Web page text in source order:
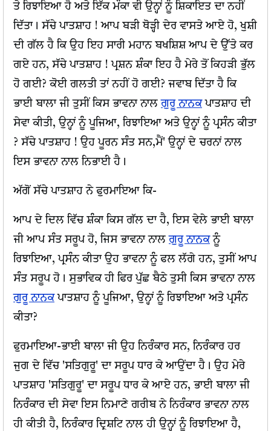
ਤੇ ਰਿਝਾਇਆ ਹੈ ਅਤੇ ਇੱਕ ਮੌਕਾ ਵੀ ਉਨ੍ਹਾਂ ਨੂੰ ਸ਼ਿਕਾਇਤ ਦਾ ਨਹੀਂ
ਦਿੱਤਾ। ਸੱਚੇ ਪਾਤਸ਼ਾਹ ! ਆਪ ਬੜੀ ਥੋੜ੍ਹੀ ਦੇਰ ਵਾਸਤੇ ਆਏ ਹੋ, ਖੁਸ਼ੀ
ਦੀ ਗੱਲ ਹੈ ਕਿ ਉਹ ਇਹ ਸਾਰੀ ਮਹਾਨ ਬਖਸ਼ਿਸ਼ ਆਪ ਦੇ ਉੱਤੇ ਕਰ
ਗਏ ਹਨ, ਸੱਚੇ ਪਾਤਸ਼ਾਹ ! ਪ੍ਰਸ਼ਨ ਸ਼ੰਕਾ ਇਹ ਹੈ ਮੇਰੇ ਤੋਂ ਕਿਹੜੀ ਭੁੱਲ
ਹੋ ਗਈ? ਕੋਈ ਗਲਤੀ ਤਾਂ ਨਹੀਂ ਹੋ ਗਈ? ਜਵਾਬ ਦਿੱਤਾ ਹੈ ਕਿ
ਭਾਈ ਬਾਲਾ ਜੀ ਤੁਸੀਂ ਕਿਸ ਭਾਵਨਾ ਨਾਲਗੁਰੂ ਨਾਨਕਪਾਤਸ਼ਾਹ ਦੀ
ਸੇਵਾ ਕੀਤੀ, ਉਨ੍ਹਾਂ ਨੂੰ ਪੂਜਿਆ, ਰਿਝਾਇਆ ਅਤੇ ਉਨ੍ਹਾਂ ਨੂੰ ਪ੍ਰਸੰਨ ਕੀਤਾ
? ਸੱਚੇ ਪਾਤਸ਼ਾਹ ! ਉਹ ਪੂਰਨ ਸੰਤ ਸਨ,ਮੈਂ' ਉਨ੍ਹਾਂ ਦੇ ਚਰਨਾਂ ਨਾਲ
ਇਸ ਭਾਵਨਾ ਨਾਲ ਨਿਭਾਈ ਹੈ।
ਅੱਗੋਂ ਸੱਚੇ ਪਾਤਸ਼ਾਹ ਨੇ ਫੁਰਮਾਇਆ ਕਿ-
ਆਪ ਦੇ ਦਿਲ ਵਿੱਚ ਸ਼ੰਕਾ ਕਿਸ ਗੱਲ ਦਾ ਹੈ, ਇਸ ਵੇਲੇ ਭਾਈ ਬਾਲਾ
ਜੀ ਆਪ ਸੰਤ ਸਰੂਪ ਹੋ, ਜਿਸ ਭਾਵਨਾ ਨਾਲਗੁਰੂ ਨਾਨਕਨੂੰ
ਰਿਝਾਇਆ, ਪ੍ਰਸੰਨ ਕੀਤਾ ਉਹ ਭਾਵਨਾ ਨੂੰ ਫਲ ਲੱਗੇ ਹਨ, ਤੁਸੀਂ ਆਪ
ਸੰਤ ਸਰੂਪ ਹੋ। ਸੁਭਾਵਿਕ ਹੀ ਫਿਰ ਪੁੱਛ ਬੈਠੇ ਤੁਸੀ ਕਿਸ ਭਾਵਨਾ ਨਾਲ
ਗੁਰੂ ਨਾਨਕਪਾਤਸ਼ਾਹ ਨੂੰ ਪੂਜਿਆ, ਉਨ੍ਹਾਂ ਨੂੰ ਰਿਝਾਇਆ ਅਤੇ ਪ੍ਰਸੰਨ
ਕੀਤਾ?
ਫੁਰਮਾਇਆ-ਭਾਈ ਬਾਲਾ ਜੀ ਉਹ ਨਿਰੰਕਾਰ ਸਨ, ਨਿਰੰਕਾਰ ਹਰ
ਜੁਗ ਦੇ ਵਿੱਚ 'ਸਤਿਗੁਰੂ' ਦਾ ਸਰੂਪ ਧਾਰ ਕੇ ਆਉਂਦਾ ਹੈ। ਉਹ ਮੇਰੇ
ਪਾਤਸ਼ਾਹ 'ਸਤਿਗੁਰੂ' ਦਾ ਸਰੂਪ ਧਾਰ ਕੇ ਆਏ ਹਨ, ਭਾਈ ਬਾਲਾ ਜੀ
ਨਿਰੰਕਾਰ ਦੀ ਸੇਵਾ ਇਸ ਨਿਮਾਣੇ ਗਰੀਬ ਨੇ ਨਿਰੰਕਾਰ ਭਾਵਨਾ ਨਾਲ
ਹੀ ਕੀਤੀ ਹੈ, ਨਿਰੰਕਾਰ ਦ੍ਰਿਸ਼ਟਿ ਨਾਲ ਹੀ ਉਨ੍ਹਾਂ ਨੂੰ ਰਿਝਾਇਆ ਹੈ,